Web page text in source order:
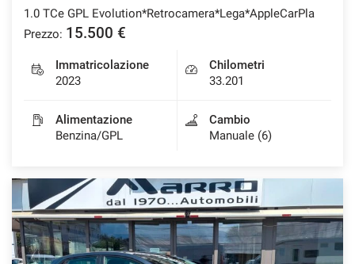
1.0 TCe GPL Evolution*Retrocamera*Lega*AppleCarPla
Prezzo: 15.500 €
Immatricolazione
2023
Chilometri
33.201
Alimentazione
Benzina/GPL
Cambio
Manuale (6)